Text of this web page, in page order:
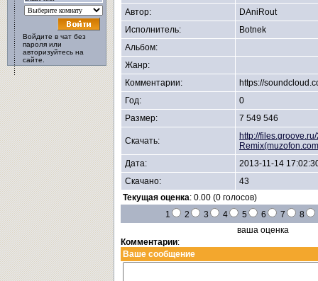
Войдите в чат без
пароля или
авторизуйтесь на
сайте.
Автор:
DAniRout
Исполнитель:
Botnek
Альбом:
Жанр:
Комментарии:
https://
Год:
0
Размер:
7 549 546
Скачать:
http://
Дата:
2013-11-14
Скачано:
43
Текущая оценка: 0.00 (0 голосов)
1
2 3 4 5 6 7 8
ваша оценка
Комментарии:
Ваше сообщение